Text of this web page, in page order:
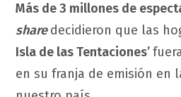
Más de 3 millones de
sharedecidieron que las
Isla de las Tentaciones’
en su franja de emisión en